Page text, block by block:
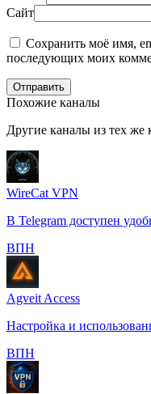
Сайт
Сохранить моё имя,
последующих моих
Отправить
Похожие каналы
Другие каналы из тех же
WireCat VPN
В Telegram доступен
️ВПН
Agveit Access
Настройка и
️ВПН